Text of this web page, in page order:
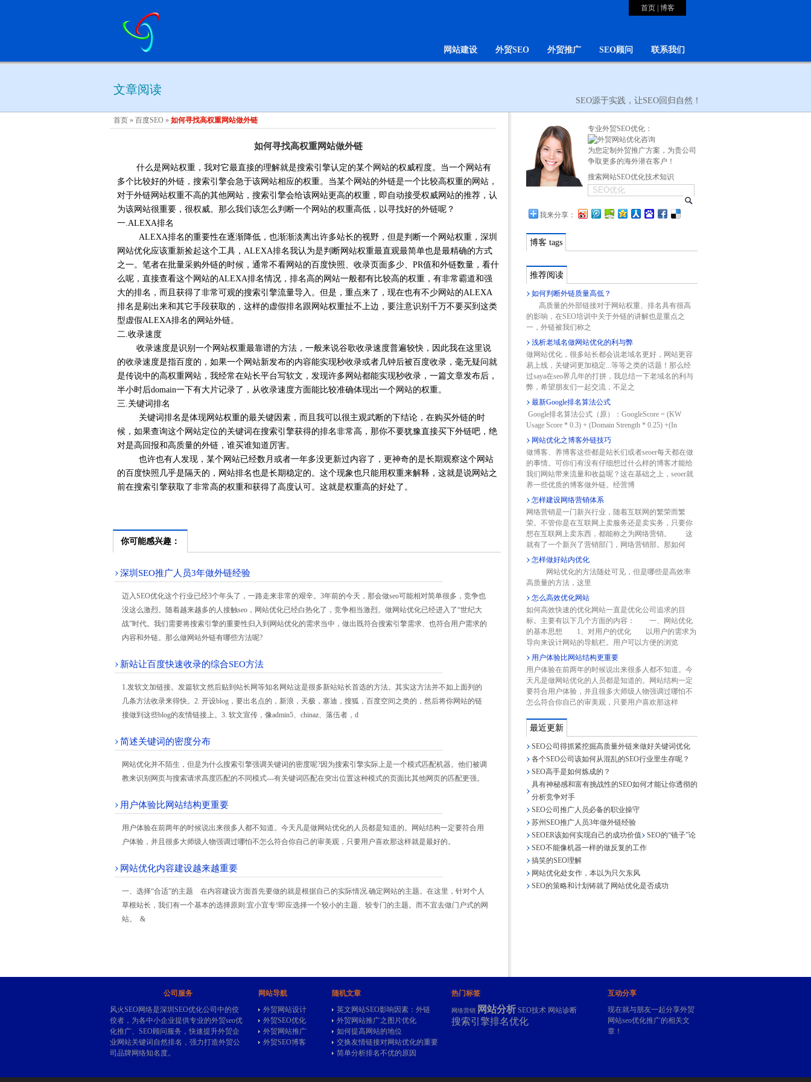
首页| 博客
网站建设 外贸SEO 外贸推广 SEO顾问 联系我们
文章阅读
SEO源于实践，让SEO回归自然！
首页 » 百度SEO » 如何寻找高权重网站做外链
如何寻找高权重网站做外链
什么是网站权重，我对它最直接的理解就是搜索引擎认定的某个网站的权威程度。当一个网站有
多个比较好的外链，搜索引擎会急于该网站相应的权重。当某个网站的外链是一个比较高权重的网站，
对于外链网站权重不高的其他网站，搜索引擎会给该网站更高的权重，即自动接受权威网站的推荐，认
为该网站很重要，很权威。那么我们该怎么判断一个网站的权重高低，以寻找好的外链呢？
一.ALEXA排名
ALEXA排名的重要性在逐渐降低，也渐渐淡离出许多站长的视野，但是判断一个网站权重，深圳
网站优化应该重新捡起这个工具，ALEXA排名我认为是判断网站权重最直观最简单也是最精确的方式
之一。笔者在批量采购外链的时候，通常不看网站的百度快照、收录页面多少、PR值和外链数量，看什
么呢，直接查看这个网站的ALEXA排名情况，排名高的网站一般都有比较高的权重，有非常霸道和强
大的排名，而且获得了非常可观的搜索引擎流量导入。但是，重点来了，现在也有不少网站的ALEXA
排名是刷出来和其它手段获取的，这样的虚假排名跟网站权重扯不上边，要注意识别千万不要买到这类
型虚假ALEXA排名的网站外链。
二.收录速度
收录速度是识别一个网站权重最靠谱的方法，一般来说谷歌收录速度普遍较快，因此我在这里说
的收录速度是指百度的，如果一个网站新发布的内容能实现秒收录或者几钟后被百度收录，毫无疑问就
是传说中的高权重网站，我经常在站长平台写软文，发现许多网站都能实现秒收录，一篇文章发布后，
半小时后domain一下有大片记录了，从收录速度方面能比较准确体现出一个网站的权重。
三.关键词排名
关键词排名是体现网站权重的最关键因素，而且我可以很主观武断的下结论，在购买外链的时
候，如果查询这个网站定位的关键词在搜索引擎获得的排名非常高，那你不要犹豫直接买下外链吧，绝
对是高回报和高质量的外链，谁买谁知道厉害。
也许也有人发现，某个网站已经数月或者一年多没更新过内容了，更神奇的是长期观察这个网站
的百度快照几乎是隔天的，网站排名也是长期稳定的。这个现象也只能用权重来解释，这就是说网站之
前在搜索引擎获取了非常高的权重和获得了高度认可。这就是权重高的好处了。
你可能感兴趣：
深圳SEO推广人员3年做外链经验
迈入SEO优化这个行业已经3个年头了，一路走来非常的艰辛。3年前的今天，那会做seo可能相对简单很多，竞争也
没这么激烈。随着越来越多的人接触seo，网站优化已经白热化了，竞争相当激烈。做网站优化已经进入了“世纪大
战”时代。我们需要将搜索引擎的重要性归入到网站优化的需求当中，做出既符合搜索引擎需求、也符合用户需求的
内容和外链。那么做网站外链有哪些方法呢?
新站让百度快速收录的综合SEO方法
1.发软文加链接。发篇软文然后贴到站长网等知名网站这是很多新站站长首选的方法。其实这方法并不如上面列的
几条方法收录来得快。2. 开设blog，要出名点的，新浪，天极，塞迪，搜狐，百度空间之类的，然后将你网站的链
接做到这些blog的友情链接上。3. 软文宣传，像admin5、chinaz、落伍者，d
简述关键词的密度分布
网站优化并不陌生，但是为什么搜索引擎强调关键词的密度呢?因为搜索引擎实际上是一个模式匹配机器。他们被调
教来识别网页与搜索请求高度匹配的不同模式---有关键词匹配在突出位置这种模式的页面比其他网页的匹配更强。
用户体验比网站结构更重要
用户体验在前两年的时候说出来很多人都不知道。今天凡是做网站优化的人员都是知道的。网站结构一定要符合用
户体验，并且很多大师级人物强调过哪怕不怎么符合你自己的审美观，只要用户喜欢那这样就是最好的。
网站优化内容建设越来越重要
一、选择“合适”的主题 在内容建设方面首先要做的就是根据自己的实际情况.确定网站的主题。在这里，针对个人
草根站长，我们有一个基本的选择原则:宜小宜专!即应选择一个较小的主题、较专门的主题。而不宜去做门户式的网
站。 &
专业外贸SEO优化：
为您定制外贸推广方案，为贵公司
争取更多的海外潜在客户！
搜索网站SEO优化技术知识
我来分享：
博客 tags
推荐阅读
如何判断外链质量高低？
高质量的外部链接对于网站权重、排名具有很高
的影响，在SEO培训中关于外链的讲解也是重点之
一，外链被我们称之
浅析老域名做网站优化的利与弊
做网站优化，很多站长都会说老域名更好，网站更容
易上线，关键词更加稳定...等等之类的话题！那么经
过saya在seo界几年的打拼，我总结一下老域名的利与
弊，希望朋友们一起交流，不足之
最新Google排名算法公式
Google排名算法公式（原）：GoogleScore = (KW
Usage Score * 0.3) + (Domain Strength * 0.25) +(In
网站优化之博客外链技巧
做博客、养博客这些都是站长们或者seoer每天都在做
的事情。可你们有没有仔细想过什么样的博客才能给
我们网站带来流量和收益呢？这在基础之上，seoer就
养一些优质的博客做外链。经营博
怎样建设网络营销体系
网络营销是一门新兴行业，随着互联网的繁荣而繁
荣。不管你是在互联网上卖服务还是卖实务，只要你
想在互联网上卖东西，都能称之为网络营销。 这
就有了一个新兴了营销部门，网络营销部。那如何
怎样做好站内优化
网站优化的方法随处可见，但是哪些是高效率
高质量的方法，这里
怎么高效优化网站
如何高效快速的优化网站一直是优化公司追求的目
标。主要有以下几个方面的内容： 一、网站优化
的基本思想 1、对用户的优化 以用户的需求为
导向来设计网站的导航栏。用户可以方便的浏览
用户体验比网站结构更重要
用户体验在前两年的时候说出来很多人都不知道。今
天凡是做网站优化的人员都是知道的。网站结构一定
要符合用户体验，并且很多大师级人物强调过哪怕不
怎么符合你自己的审美观，只要用户喜欢那这样
最近更新
SEO公司得抓紧挖掘高质量外链来做好关键词优化
各个SEO公司该如何从混乱的SEO行业里生存呢？
SEO高手是如何炼成的？
具有神秘感和富有挑战性的SEO如何才能让你透彻的
分析竞争对手
SEO公司推广人员必备的职业操守
苏州SEO推广人员3年做外链经验
SEOER该如何实现自己的成功价值
SEO的“镜子”论
SEO不能像机器一样的做反复的工作
搞笑的SEO理解
网站优化处女作，本以为只欠东风
SEO的策略和计划铸就了网站优化是否成功
公司服务
风火SEO网络是深圳SEO优化公司中的佼
佼者，为各中小企业提供专业的外贸seo优
化推广、SEO顾问服务，快速提升外贸企
业网站关键词自然排名，强力打造外贸公
司品牌网络知名度。
网站导航
外贸网站设计
外贸SEO优化
外贸网站推广
外贸SEO博客
随机文章
英文网站SEO影响因素：外链
外贸网站推广之图片优化
如何提高网站的地位
交换友情链接对网站优化的重要
简单分析排名不优的原因
热门标签
网络营销 网站分析 SEO技术 网站诊断
搜索引擎排名优化
互动分享
现在就与朋友一起分享外贸
网站seo优化推广的相关文
章！